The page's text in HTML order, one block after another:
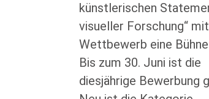
künstlerischen
visueller Forschung“
Wettbewerb eine
Bis zum 30. Juni ist die
diesjährige Bewerbung